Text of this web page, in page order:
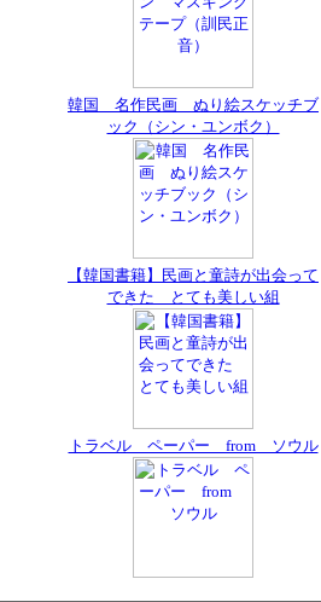
韓国 名作民画 ぬり絵スケッチブ
ック（シン・ユンボク）
【韓国書籍】民画と童詩が出会って
できた とても美しい組
トラベル ペーパー from ソウル